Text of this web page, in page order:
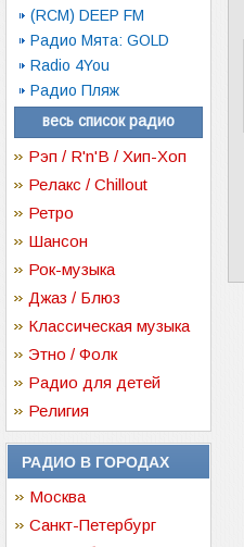
(RCM) DEEP FM
Радио Мята: GOLD
Radio 4You
Радио Пляж
весь список радио
Рэп / R'n'B / Хип-Хоп
Релакс / Chillout
Ретро
Шансон
Рок-музыка
Джаз / Блюз
Классическая музыка
Этно / Фолк
Радио для детей
Религия
РАДИО В ГОРОДАХ
Москва
Санкт-Петербург